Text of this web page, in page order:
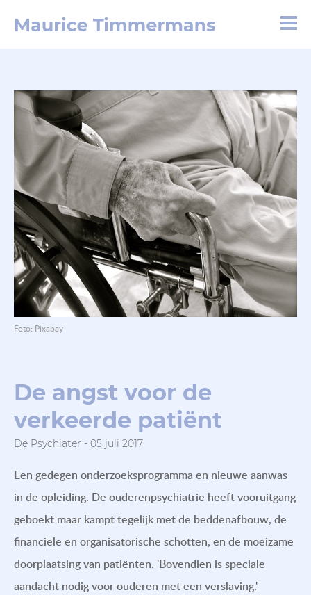
Foto: Pixabay
De angst voor de
verkeerde patiënt
De Psychiater - 05 juli 2017
Een gedegen onderzoeksprogramma en nieuwe aanwas
in de opleiding. De ouderenpsychiatrie heeft vooruitgang
geboekt maar kampt tegelijk met de beddenafbouw, de
financiële en organisatorische schotten, en de moeizame
doorplaatsing van patiënten. 'Bovendien is speciale
aandacht nodig voor ouderen met een verslaving.'